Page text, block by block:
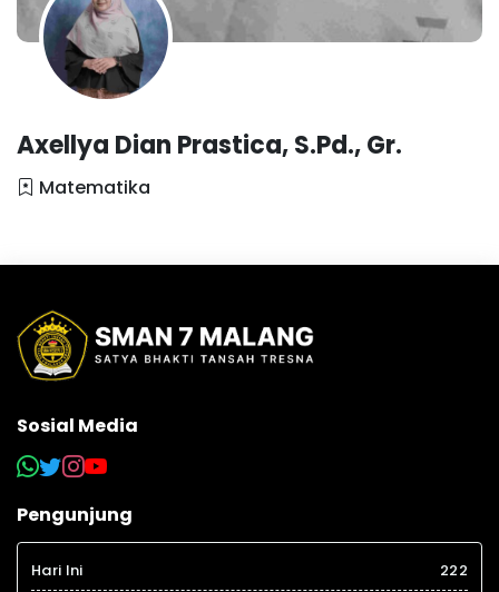
Axellya Dian Prastica, S.Pd., Gr.
Matematika
Sosial Media
Pengunjung
Hari Ini 222